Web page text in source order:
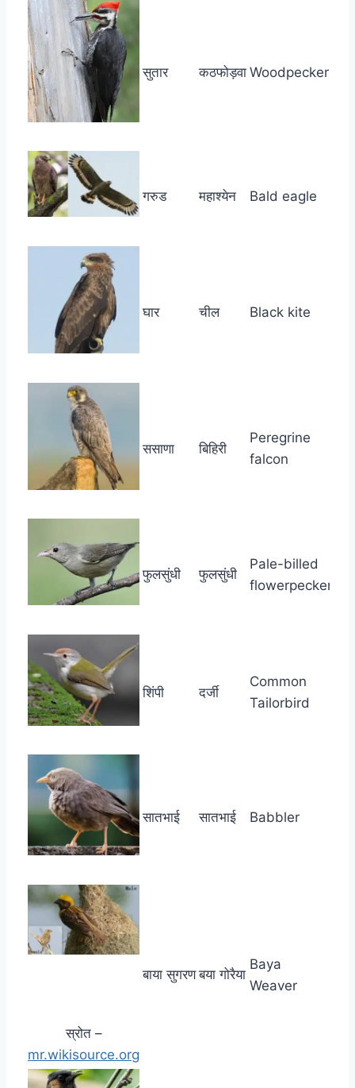
सुतार कठफोड़वा Woodpecker
गरुड महाश्येन Bald eagle
घार चील Black kite
ससाणा बिहिरी
Peregrine
falcon
फुलसुंधी फुलसुंधी
Pale-billed
flowerpecker
शिंपी दर्जी
Common
Tailorbird
सातभाई सातभाई Babbler
स्रोत –
mr.wikisource.org
बाया सुगरण बया गोरैया
Baya
Weaver